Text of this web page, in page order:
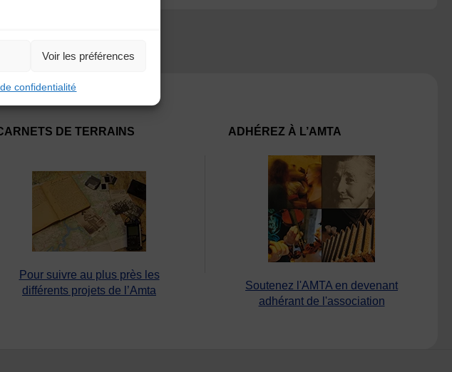
Voir les préférences
confidentialité
DE TERRAINS
Pour suivre au plus près les
différents projets de l’Amta
ADHÉREZ À L’AMTA
Soutenez l'AMTA en devenant
adhérant de l'association